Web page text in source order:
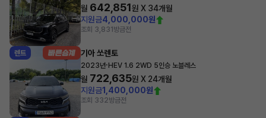
월 642,851원 X 34개월
지원금4,000,000원
조회 3,831 방금전
렌트 기아 쏘렌토
2023년· HEV 1.6 2WD 5인승 노블레스
월 722,635원 X 24개월
지원금1,400,000원
조회 332방금전